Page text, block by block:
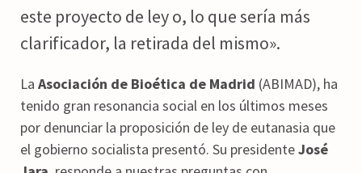
este proyecto de ley o, lo que sería más
clarificador, la retirada del mismo».
La Asociación de Bioética de Madrid (ABIMAD), ha
tenido gran resonancia social en los últimos meses
por denunciar la proposición de ley de eutanasia que
el gobierno socialista presentó. Su presidenteJosé